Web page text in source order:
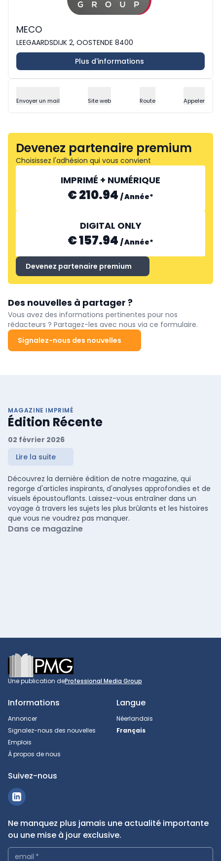
MECO
LEEGAARDSDIJK 2, OOSTENDE 8400
Plus d'informations
Envoyer un mail Site web Route Appeler
Devenez partenaire premium
Choisissez l'adhésion qui vous convient
IMPRIMÉ + NUMÉRIQUE
€ 210.94 /Année*
DIGITAL ONLY
€ 157.94 /Année*
Devenez partenaire premium
Des nouvelles à partager ?
Vous avez des informations pertinentes pour nos
rédacteurs ? Partagez-les avec nous via ce formulaire.
Signalez-nous des nouvelles
MAGAZINE IMPRIMÉ
Édition Récente
02 février 2026
Lire la suite
Découvrez la dernière édition de notre magazine, qui
regorge d'articles inspirants, d'analyses approfondies et de
visuels époustouflants. Laissez-vous entraîner dans un
voyage à travers les sujets les plus brûlants et les histoires
que vous ne voudrez pas manquer.
Dans ce magazine
Footer
Une publication deProfessional Media Group
Informations
Annoncer
Signalez-nous des nouvelles
Emplois
À propos de nous
Langue
Néerlandais
Français
Suivez-nous
Ne manquez plus jamais une actualité importante
ou une mise à jour exclusive.
email *